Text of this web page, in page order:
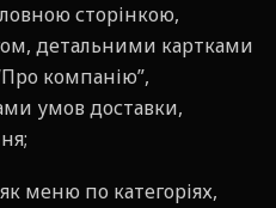
сторінкою,
детальними картками
компанію”,
умов доставки,
як меню по категоріях,